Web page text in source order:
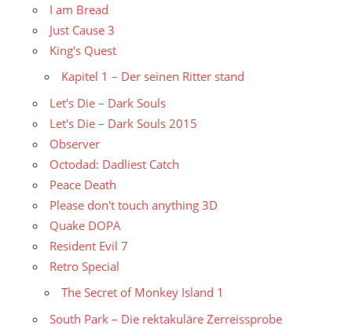
I am Bread
Just Cause 3
King's Quest
Kapitel 1 – Der seinen Ritter stand
Let's Die – Dark Souls
Let's Die – Dark Souls 2015
Observer
Octodad: Dadliest Catch
Peace Death
Please don't touch anything 3D
Quake DOPA
Resident Evil 7
Retro Special
The Secret of Monkey Island 1
South Park – Die rektakuläre Zerreissprobe